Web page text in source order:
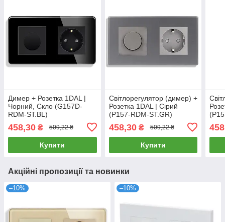
Димер + Розетка 1DAL |
Чорний, Скло (G157D-
RDM-ST.BL)
458,30 ₴ 509,22 ₴
Купити
Світлорегулятор (димер) +
Розетка 1DAL | Сірий
(P157-RDM-ST.GR)
458,30₴ 509,22 ₴
Купити
Акційні пропозиції та новинки
–10% –10%